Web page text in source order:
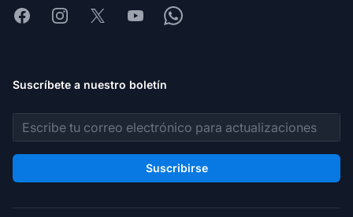
FacebookInstagram
X YoutubeWhatsapp
Suscríbete a nuestro boletín
Dirección de correo electrónico
Suscribirse